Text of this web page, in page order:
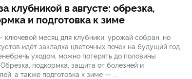
клубникой в августе: обрезка,
и подготовка к зиме
ключевой месяц для клубники: урожай собран, но
идёт закладка цветочных почек на будущий год.
уходом, можно потерять до половины
подкормка, защита от болезней и
а также подготовка к зиме — ...